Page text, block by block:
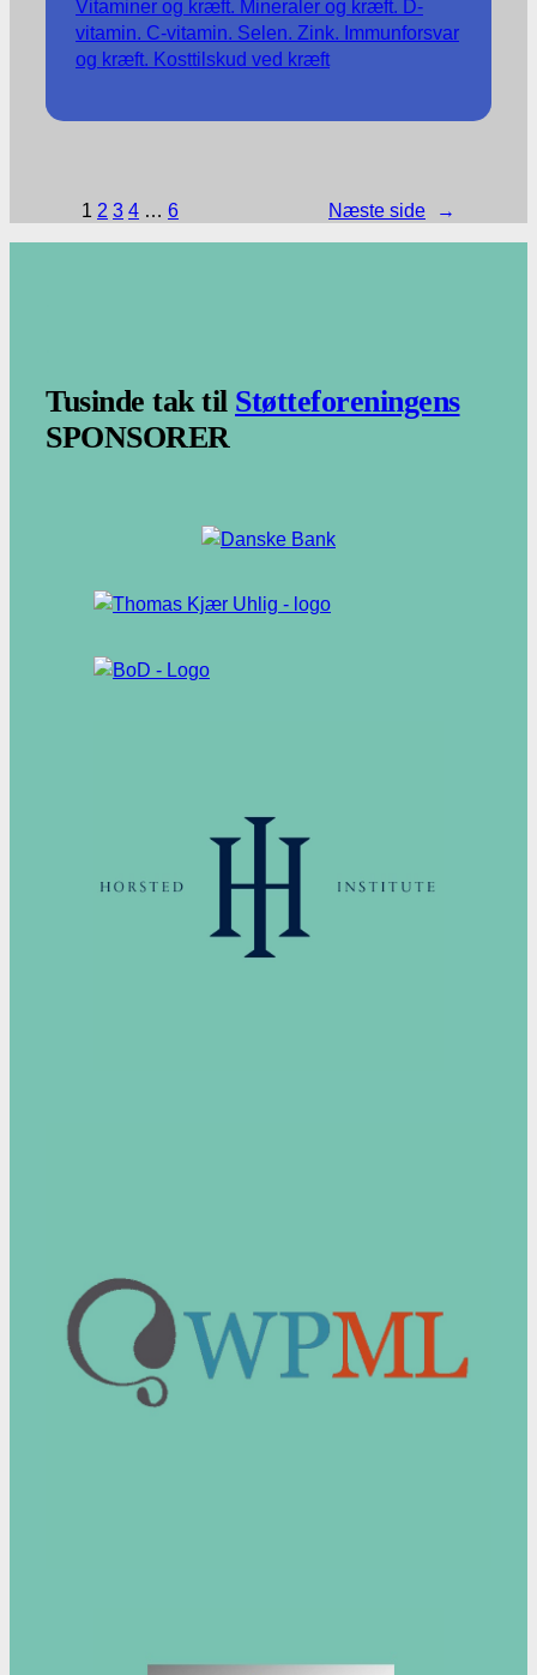
1 2 3 4 … 6 Næste side →
Tusinde tak til Støtteforeningens
SPONSORER